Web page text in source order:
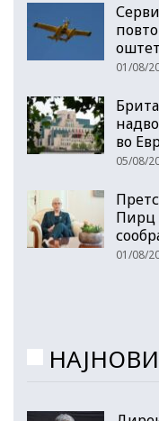
01/08/
во
05/08/
Пирц
01/08/
НАЈНОВИ